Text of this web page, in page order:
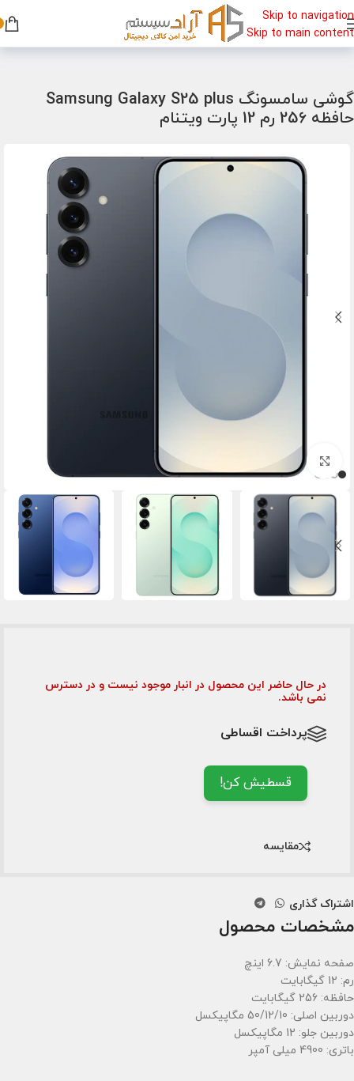
Skip to navigation
Skip to main content
خانه/گوشی/ گوشی سامسونگ
گوشی سامسونگ Samsung Galaxy S25 plus
حافظه 256 رم 12 پارت ویتنام
برای بزرگنمایی کلیک کنید
در حال حاضر این محصول در انبار موجود نیست و در دسترس
نمی باشد.
پرداخت اقساطی
قسطیش کن!
مقایسه
اشتراک گذاری
مشخصات محصول
صفحه نمایش: 6.7 اینچ
رم: 12 گیگابایت
حافظه: 256 گیگابایت
دوربین اصلی: 50/12/10 مگاپیکسل
دوربین جلو: 12 مگاپیکسل
باتری: 4900 میلی آمپر